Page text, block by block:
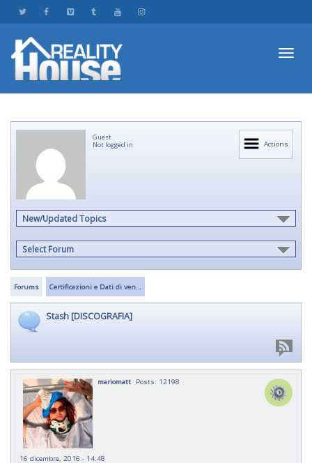
Actions
Guest
Not logged in
New/Updated Topics
Select Forum
Forums Certificazioni e Dati di ven…
Stash [DISCOGRAFIA]
mariomatt Posts: 12198
16 dicembre, 2016 - 14:48